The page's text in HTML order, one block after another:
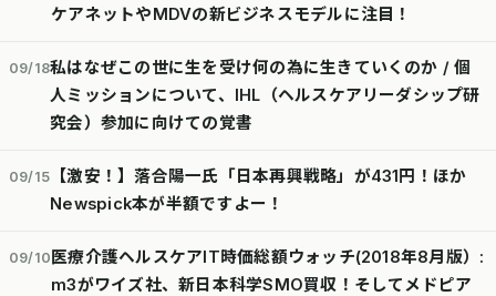
ケアネットやMDVの新ビジネスモデルに注目！
09/18私はなぜこの世に生を受け何の為に生きていくのか / 個
人ミッションについて、IHL（ヘルスケアリーダシップ研
究会）参加に向けての覚書
09/15
【激安！】落合陽一氏「日本再興戦略」が431円！ほか
Newspick本が半額ですよー！
09/10医療介護ヘルスケアIT時価総額ウォッチ(2018年8月版）:
m3がワイズ社、新日本科学SMO買収！そしてメドピア